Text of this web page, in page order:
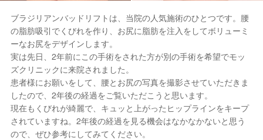
ブラジリアンバッドリフトは、当院の人気施術のひとつです。腰
の脂肪吸引でくびれを作り、お尻に脂肪を注入をしてボリューミ
ーなお尻をデザインします。
実は先日、2年前にこの手術をされた方が別の手術を希望でモッ
ズクリニックに来院されました。
患者様にお願いをして、腰とお尻の写真を撮影させていただきま
したので、2年後の経過をご覧いただこうと思います。
現在もくびれが綺麗で、キュッと上がったヒップラインをキープ
されていますね。2年後の経過を見る機会はなかなかないと思う
ので、ぜひ参考にしてみてください。